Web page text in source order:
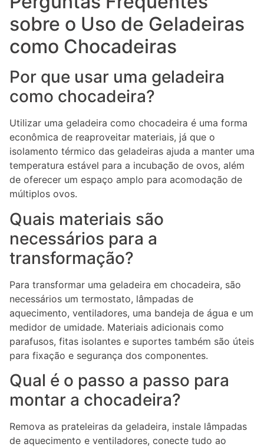
sobre o Uso de Geladeiras
como Chocadeiras
Por que usar uma geladeira
como chocadeira?
Utilizar uma geladeira como chocadeira é uma forma
econômica de reaproveitar materiais, já que o
isolamento térmico das geladeiras ajuda a manter uma
temperatura estável para a incubação de ovos, além
de oferecer um espaço amplo para acomodação de
múltiplos ovos.
Quais materiais são
necessários para a
transformação?
Para transformar uma geladeira em chocadeira, são
necessários um termostato, lâmpadas de
aquecimento, ventiladores, uma bandeja de água e um
medidor de umidade. Materiais adicionais como
parafusos, fitas isolantes e suportes também são úteis
para fixação e segurança dos componentes.
Qual é o passo a passo para
montar a chocadeira?
Remova as prateleiras da geladeira, instale lâmpadas
de aquecimento e ventiladores, conecte tudo ao